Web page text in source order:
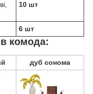
10 шт
6 шт
комода:
дуб сонома